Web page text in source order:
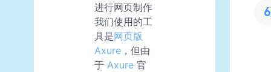
进行网页制作
我们使用的工
具是网页版
Axure ，但由
于 Axure 官